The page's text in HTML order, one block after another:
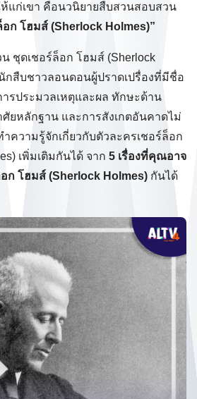
ห้แก่เขา คือนวนิยายสืบสวนสอบสวน
อก โฮมส์ (Sherlock Holmes)”
ชุดเชอร์ล็อก โฮมส์ (Sherlock
นักสืบชาวลอนดอนผู้ปราดเปรื่องที่มีชื่อ
ารประมวลเหตุและผล ทักษะด้าน
ยหลักฐาน และการสังเกตอันคาดไม่
ความรู้จักเกี่ยวกับตัวละครเชอร์ล็อก
เพิ่มเติมกันได้ จาก 5 เรื่องที่คุณอาจ
อก โฮมส์ (Sherlock Holmes) กันได้